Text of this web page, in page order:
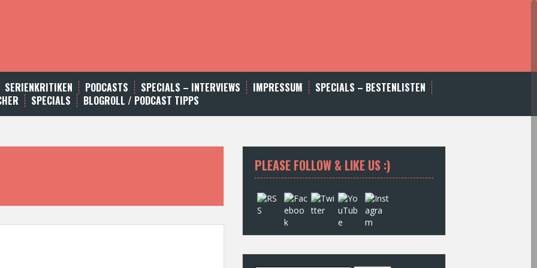
SERIENKRITIKEN PODCASTS SPECIALS – INTERVIEWS IMPRESSUM
SPECIALS – BESTENLISTEN
SPECIALS BLOGROLL / PODCAST TIPPS
PLEASE FOLLOW & LIKE US :)